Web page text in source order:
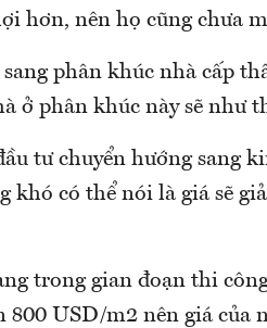
hơn, nên họ cũng chưa
phân khúc nhà cấp
ở phân khúc này sẽ như
tư chuyển hướng sang
khó có thể nói là giá sẽ
trong gian đoạn thi
USD/m2 nên giá của